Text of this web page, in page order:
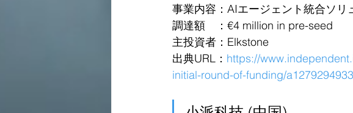
事業内容：AIエージェント統合ソリ
調達額　：€4 million in pre-seed
主投資者：Elkstone
出典URL： https://
initial-round-of-funding/